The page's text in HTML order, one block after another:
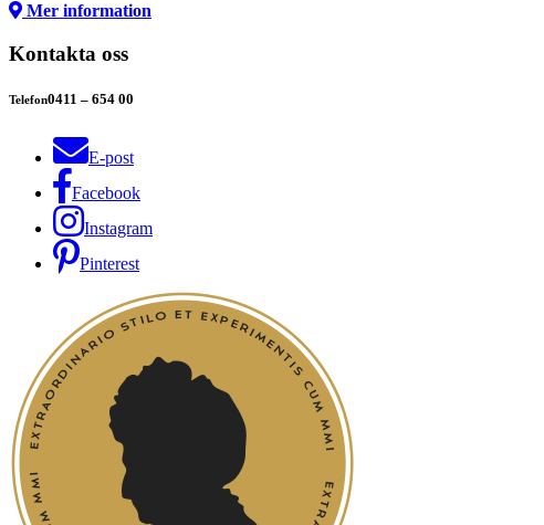
Mer information
Kontakta oss
Telefon0411 – 654 00
E-post
Facebook
Instagram
Pinterest